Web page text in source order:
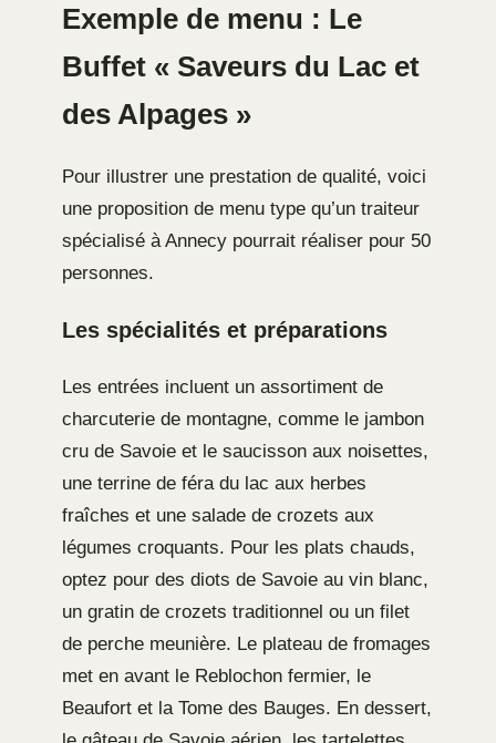
Exemple de menu : Le
Buffet « Saveurs du Lac et
des Alpages »
Pour illustrer une prestation de qualité, voici
une proposition de menu type qu’un traiteur
spécialisé à Annecy pourrait réaliser pour 50
personnes.
Les spécialités et préparations
Les entrées incluent un assortiment de
charcuterie de montagne, comme le jambon
cru de Savoie et le saucisson aux noisettes,
une terrine de féra du lac aux herbes
fraîches et une salade de crozets aux
légumes croquants. Pour les plats chauds,
optez pour des diots de Savoie au vin blanc,
un gratin de crozets traditionnel ou un filet
de perche meunière. Le plateau de fromages
met en avant le Reblochon fermier, le
Beaufort et la Tome des Bauges. En dessert,